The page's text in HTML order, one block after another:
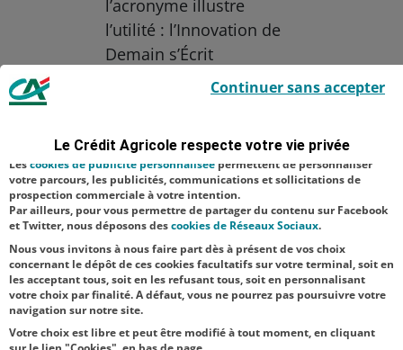
l’acronyme illustre
l’utilité : l’Innovation de
Demain s’Écrit
Aujourd’hui (IDÉA).
Agriculture
Innovation
Jeunes
NOS
ACTUALITÉS
TOUTES NOS ACTUALITÉS
Le Crédit Agricole respecte votre vie privée
indispensables car utilisés à des fins de bon fonctionnement et de
sécurité ; d’autres sont facultatifs. Les
satisfaction facultatifs.
Lescookies de publicité personnalisée permettent de personnaliser
votre parcours, les publicités, communications et sollicitations de
prospection commerciale à votre intention.
Par ailleurs, pour vous permettre de partager du contenu sur Facebook
et Twitter, nous déposons descookies de Réseaux Sociaux.
Nous vous invitons à nous faire part dès à présent de vos choix
concernant le dépôt de ces cookies facultatifs sur votre terminal, soit en
les acceptant tous, soit en les refusant tous, soit en personnalisant
votre choix par finalité. A défaut, vous ne pourrez pas poursuivre votre
navigation sur notre site.
Votre choix est libre et peut être modifié à tout moment, en cliquant
Continuer sans accepter